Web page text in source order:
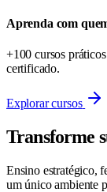
Aprenda com
+100 cursos
certificado.
Explorar cursos
Transforme
Ensino estratégico,
um único ambiente